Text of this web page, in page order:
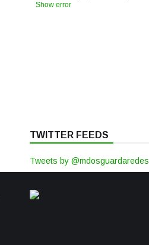
Show error
TWITTER FEEDS
Tweets by @mdosguardaredes